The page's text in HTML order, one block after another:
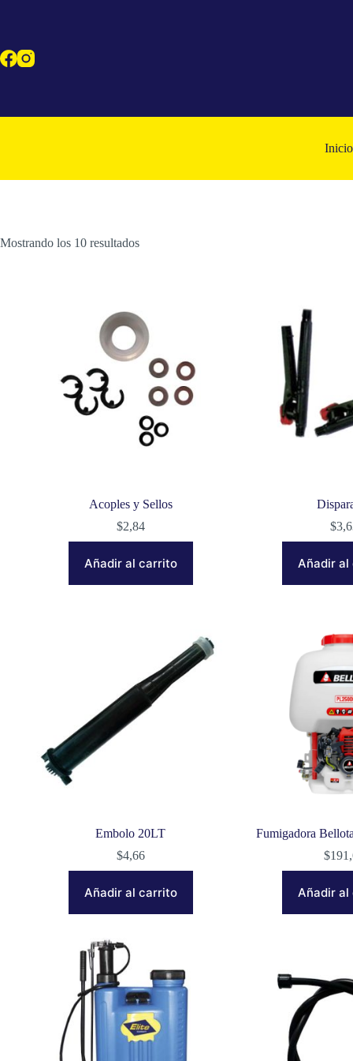
Inicio
Mostrando los 10 resultados
Acoples y Sellos
$2,84
Añadir al carrito
$
Añadir
Embolo 20LT
$4,66
Añadir al carrito
Fumigadora
$
Añadir